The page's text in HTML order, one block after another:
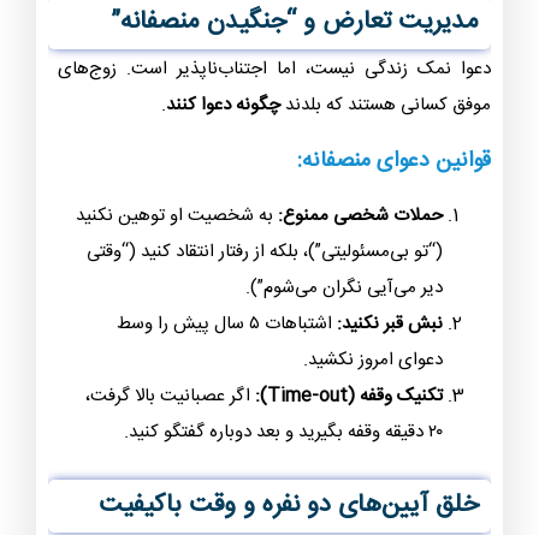
مدیریت تعارض و “جنگیدن منصفانه”
دعوا نمک زندگی نیست، اما اجتناب‌ناپذیر است. زوج‌های
موفق کسانی هستند که بلدندچگونه دعوا کنند.
قوانین دعوای منصفانه:
حملات شخصی ممنوع: به شخصیت او توهین نکنید
(“تو بی‌مسئولیتی”)، بلکه از رفتار انتقاد کنید (“وقتی
دیر می‌آیی نگران می‌شوم”).
نبش قبر نکنید:
اشتباهات ۵ سال پیش را وسط
دعوای امروز نکشید.
تکنیک وقفه (Time-out):
اگر عصبانیت بالا گرفت،
۲۰ دقیقه وقفه بگیرید و بعد دوباره گفتگو کنید.
خلق آیین‌های دو نفره و وقت باکیفیت